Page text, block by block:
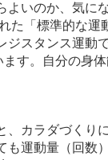
いのか、気に
た「標準的な運
ジスタンス運動
す。自分の身
カラダづくり
も運動量（回数